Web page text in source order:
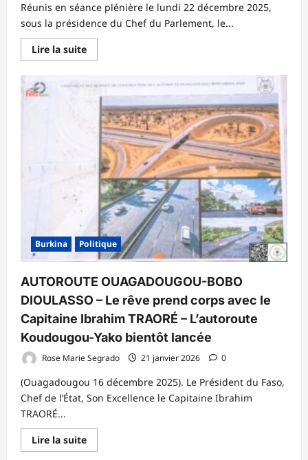
Réunis en séance plénière le lundi 22 décembre 2025,
sous la présidence du Chef du Parlement, le...
Lire la suiteEn
savoir
Défense
nationale
députés
adoptent
l’unanimité
un
projet
d’habilitation
Gouvernement
matière
de
défense
Burkina Politique
AUTOROUTE OUAGADOUGOU-BOBO
DIOULASSO – Le rêve prend corps avec le
Capitaine Ibrahim TRAORÉ – L’autoroute
Koudougou-Yako bientôt lancée
Rose Marie Segrado 21 janvier 2026 0
(Ouagadougou 16 décembre 2025). Le Président du Faso,
Chef de l’État, Son Excellence le Capitaine Ibrahim
TRAORÉ...
Lire la suiteEn
savoir